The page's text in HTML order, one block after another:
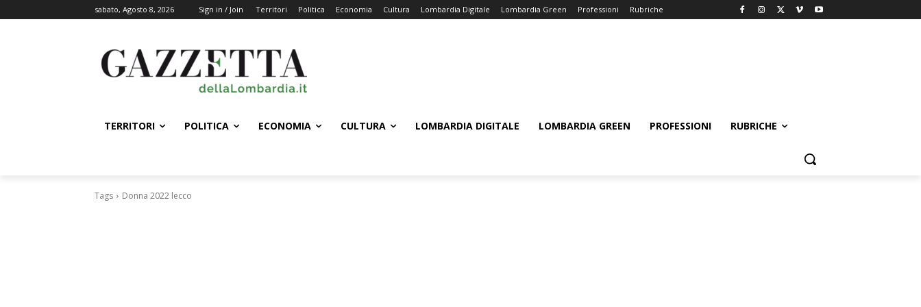
sabato, Agosto 8, 2026 Sign in / Join Territori Politica Economia Cultura Lombardia Digitale Lombardia Green Professioni Rubriche
TERRITORI POLITICA ECONOMIA CULTURA LOMBARDIA DIGITALE LOMBARDIA GREEN PROFESSIONI RUBRICHE
Tags Donna 2022 lecco